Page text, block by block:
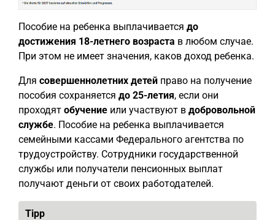
Пособие на ребенка выплачивается до
достижения 18-летнего возраста в любом случае.
При этом не имеет значения, каков доход ребенка.
Для совершеннолетних детей право на получение
пособия сохраняется до 25-летия, если они
проходят обучение или участвуют в добровольной
службе. Пособие на ребенка выплачивается
семейными кассами Федерального агентства по
трудоустройству. Сотрудники государственной
службы или получатели пенсионных выплат
получают деньги от своих работодателей.
Tipp